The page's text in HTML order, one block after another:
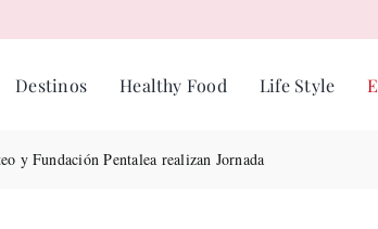
Destinos Healthy Food Life Style
y Fundación Pentalea realizan Jornada